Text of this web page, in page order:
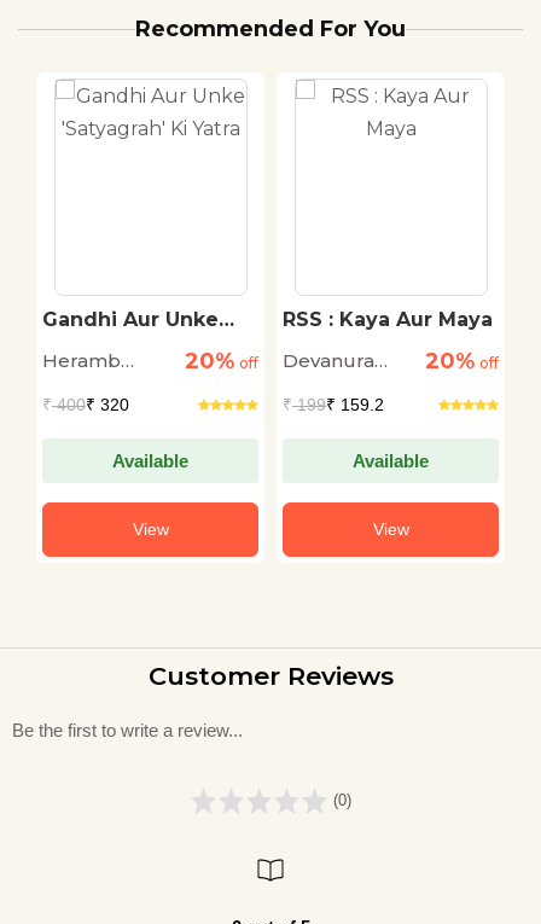
Recommended For You
Gandhi Aur Unke
Heramb
20% off
₹400₹ 320
Available
View
RSS : Kaya Aur Maya
Devanura
20% off
₹199₹ 159.2
Available
View
Customer Reviews
Be the first to write a review...
(0)